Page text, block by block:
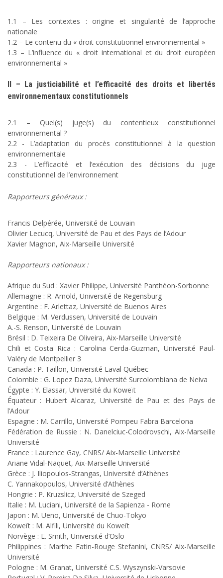
1.1 – Les contextes : origine et singularité de l’approche
nationale
1.2 – Le contenu du « droit constitutionnel environnemental »
1.3 – L’influence du « droit international et du droit européen
environnemental »
II – La justiciabilité et l’efficacité des droits et libertés
environnementaux constitutionnels
2.1 – Quel(s) juge(s) du contentieux constitutionnel
environnemental ?
2.2 - L’adaptation du procès constitutionnel à la question
environnementale
2.3 - L’efficacité et l’exécution des décisions du juge
constitutionnel de l’environnement
Rapporteurs généraux :
Francis Delpérée, Université de Louvain
Olivier Lecucq, Université de Pau et des Pays de l’Adour
Xavier Magnon, Aix-Marseille Université
Rapporteurs nationaux :
Afrique du Sud : Xavier Philippe, Université Panthéon-Sorbonne
Allemagne : R. Arnold, Université de Regensburg
Argentine : F. Arlettaz, Université de Buenos Aires
Belgique : M. Verdussen, Université de Louvain
A.-S. Renson, Université de Louvain
Brésil : D. Teixeira De Oliveira, Aix-Marseille Université
Chili et Costa Rica : Carolina Cerda-Guzman, Université Paul-
Valéry de Montpellier 3
Canada : P. Taillon, Université Laval Québec
Colombie : G. Lopez Daza, Université Surcolombiana de Neiva
Égypte : Y. Elassar, Université du Koweït
Équateur : Hubert Alcaraz, Université de Pau et des Pays de
l’Adour
Espagne : M. Carrillo, Université Pompeu Fabra Barcelona
Fédération de Russie : N. Danelciuc-Colodrovschi, Aix-Marseille
Université
France : Laurence Gay, CNRS/ Aix-Marseille Université
Ariane Vidal-Naquet, Aix-Marseille Université
Grèce : J. Iliopoulos-Strangas, Université d’Athènes
C. Yannakopoulos, Université d’Athènes
Hongrie : P. Kruzslicz, Université de Szeged
Italie : M. Luciani, Université de la Sapienza - Rome
Japon : M. Ueno, Université de Chuo-Tokyo
Koweït : M. Alfili, Université du Koweït
Norvège : E. Smith, Université d’Oslo
Philippines : Marthe Fatin-Rouge Stefanini, CNRS/ Aix-Marseille
Université
Pologne : M. Granat, Université C.S. Wyszynski-Varsovie